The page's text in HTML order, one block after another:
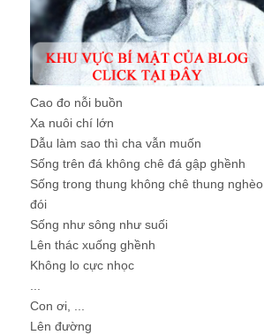
Cao đo nỗi buồn
Xa nuôi chí lớn
Dẫu làm sao thì cha vẫn muốn
Sống trên đá không chê đá gập ghềnh
Sống trong thung không chê thung nghèo
đói
Sống như sông như suối
Lên thác xuống ghềnh
Không lo cực nhọc
...
Con ơi, ...
Lên đường